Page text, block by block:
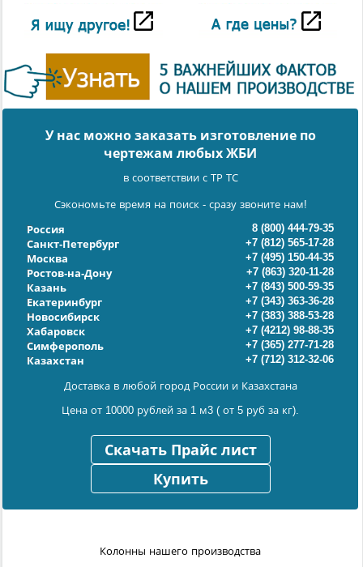
У нас можно заказать изготовление по
чертежам любых ЖБИ
в соответствии с ТР ТС
Сэкономьте время на поиск - сразу звоните нам!
Россия
8 (800) 444-79-35
Санкт-Петербург
+7 (812) 565-17-28
Москва
+7 (495) 150-44-35
Ростов-на-Дону
+7 (863) 320-11-28
Казань
+7 (843) 500-59-35
Екатеринбург
+7 (343) 363-36-28
Новосибирск
+7 (383) 388-53-28
Хабаровск
+7 (4212) 98-88-35
Симферополь
+7 (365) 277-71-28
Казахстан
+7 (712) 312-32-06
Доставка в любой город России и Казахстана
Цена от 10000 рублей за 1 м3 ( от 5 руб за кг).
Скачать Прайс лист
Купить
Колонны нашего производства